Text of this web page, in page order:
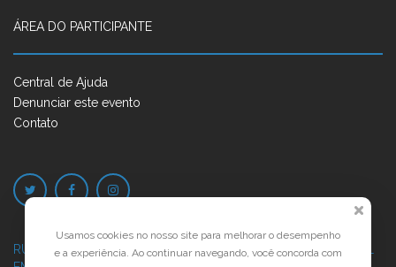
ÁREA DO PARTICIPANTE
Central de Ajuda
Denunciar este evento
Contato
RUA JOSÉ PONTES DE MAGALHÃES, 70JATIÚCA, MACEIÓ - AL
Usamos cookies no nosso site para melhorar o desempenho
e a experiência. Ao continuar navegando, você concorda com